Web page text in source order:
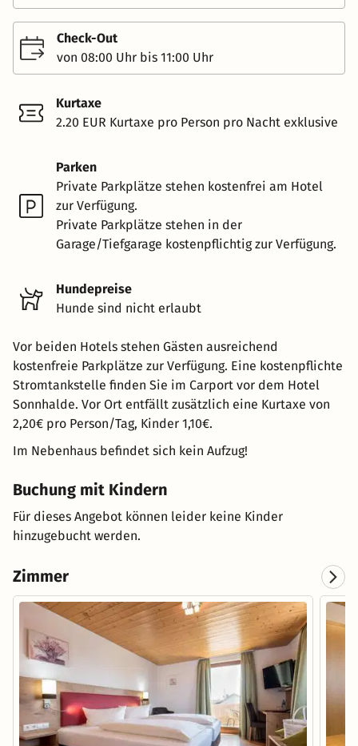
Check-Out
von 08:00 Uhr bis 11:00 Uhr
Kurtaxe
2.20 EUR Kurtaxe pro Person pro Nacht exklusive
Parken
Private Parkplätze stehen kostenfrei am Hotel
zur Verfügung.
Private Parkplätze stehen in der
Garage/Tiefgarage kostenpflichtig zur Verfügung.
Hundepreise
Hunde sind nicht erlaubt
Vor beiden Hotels stehen Gästen ausreichend
kostenfreie Parkplätze zur Verfügung. Eine kostenpflichte
Stromtankstelle finden Sie im Carport vor dem Hotel
Sonnhalde. Vor Ort entfällt zusätzlich eine Kurtaxe von
2,20€ pro Person/Tag, Kinder 1,10€.
Im Nebenhaus befindet sich kein Aufzug!
Buchung mit Kindern
Für dieses Angebot können leider keine Kinder
hinzugebucht werden.
Zimmer